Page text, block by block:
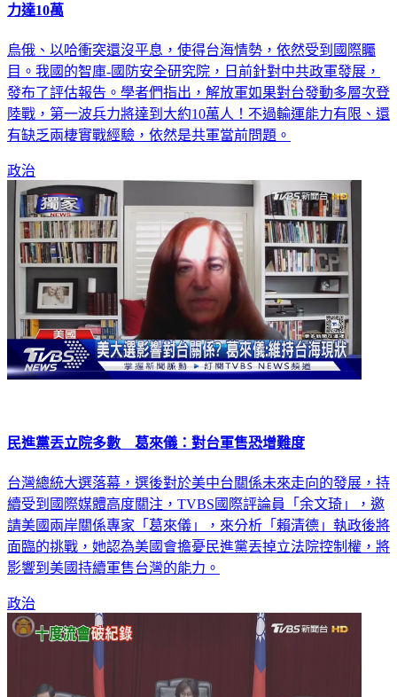
力達10萬
烏俄、以哈衝突還沒平息，使得台海情勢，依然受到國際矚
目。我國的智庫-國防安全研究院，日前針對中共政軍發展，
發布了評估報告。學者們指出，解放軍如果對台發動多層次登
陸戰，第一波兵力將達到大約10萬人！不過輸運能力有限、還
有缺乏兩棲實戰經驗，依然是共軍當前問題。
政治
民進黨丟立院多數 葛來儀：對台軍售恐增難度
台灣總統大選落幕，選後對於美中台關係未來走向的發展，持
續受到國際媒體高度關注，TVBS國際評論員「余文琦」，邀
請美國兩岸關係專家「葛來儀」，來分析「賴清德」執政後將
面臨的挑戰，她認為美國會擔憂民進黨丟掉立法院控制權，將
影響到美國持續軍售台灣的能力。
政治